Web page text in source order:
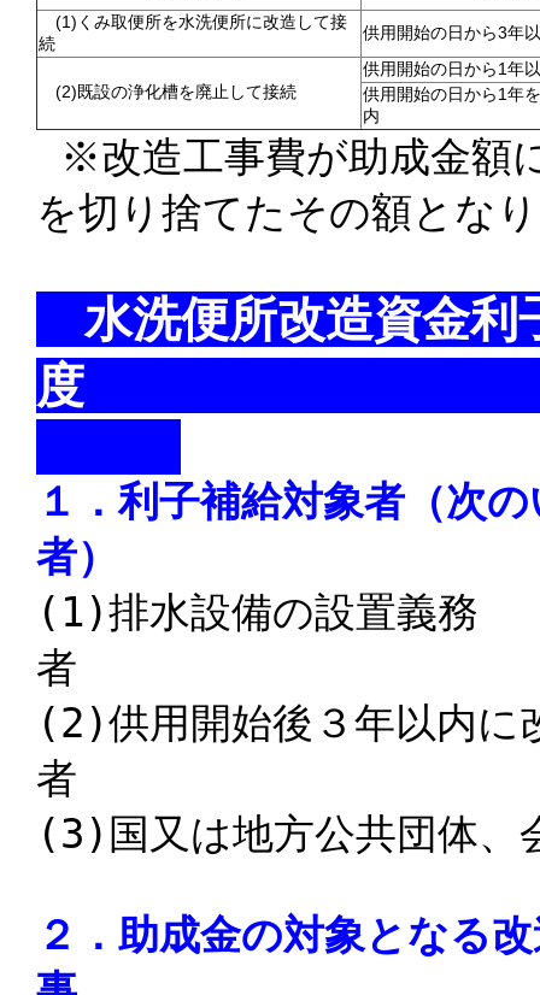
(1)くみ取便所を水洗便所に改造して接
続
供用開始の日から3年
(2)既設の浄化槽を廃止して接続
供用開始の日から1年
供用開始の日から1年
内
※改造工事費が助成金額
を切り捨てたその額とな
水洗便所改造資金利
１．利子補給対象者（次
者）
(1)排水設備の設置義務
(2)供用開始後３年以内
(3) 国又は地方公共団体
２． 助成金の対象となる